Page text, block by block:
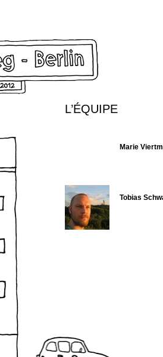
L’ÉQUIPE
Marie
Tobias